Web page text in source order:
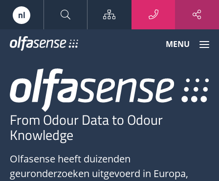
nl Sitemap
Data
to
Odour
Knowledge
MENU
From Odour Data to Odour
Knowledge
Olfasense heeft duizenden
geuronderzoeken uitgevoerd in Europa,